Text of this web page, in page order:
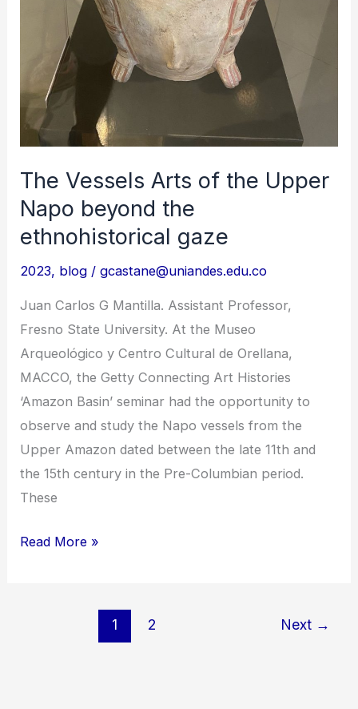
The Vessels Arts of the Upper
Napo beyond the
ethnohistorical gaze
2023, blog /gcastane@uniandes.edu.co
Juan Carlos G Mantilla. Assistant Professor,
Fresno State University. At the Museo
Arqueológico y Centro Cultural de Orellana,
MACCO, the Getty Connecting Art Histories
‘Amazon Basin’ seminar had the opportunity to
observe and study the Napo vessels from the
Upper Amazon dated between the late 11th and
the 15th century in the Pre-Columbian period.
These
The
Read More »
1 2 Next →